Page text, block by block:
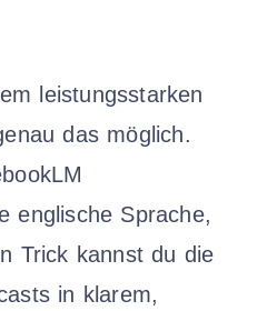
leistungsstarken
das möglich.
englische Sprache,
Trick kannst du die
in klarem,